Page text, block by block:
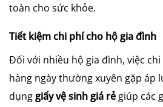
toàn cho sức khỏe.
Tiết kiệm chi phí cho hộ gia đình
Đối với nhiều hộ gia đình, việc
hàng ngày thường xuyên gặp áp
dụnggiấy vệ sinh giá rẻgiúp các